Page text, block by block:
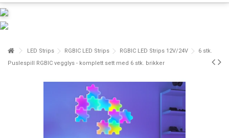
LED Strips RGBIC LED Strips RGBIC LED Strips 12V/24V
6 stk.
Puslespill RGBIC vegglys - komplett sett med 6 stk. brikker